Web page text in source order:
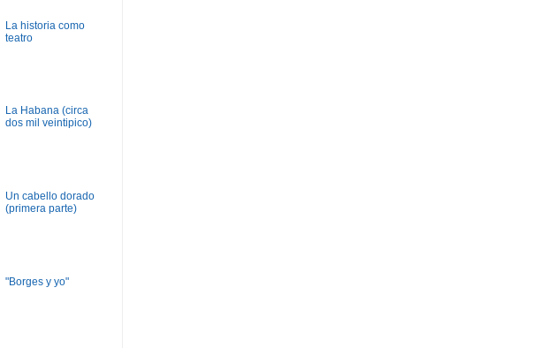
La historia como
teatro
La Habana (circa
dos mil veintipico)
Un cabello dorado
(primera parte)
"Borges y yo"